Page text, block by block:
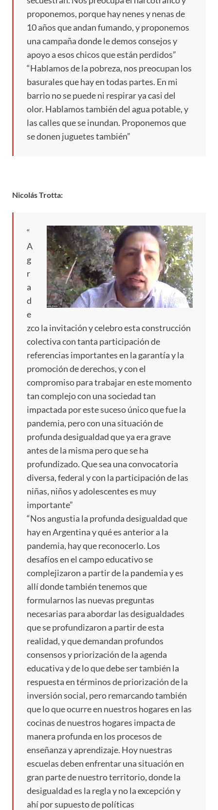
proponemos, porque hay nenes y nenas de
10 años que andan fumando, y proponemos
una campaña donde le demos consejos y
apoyo a esos chicos que están perdidos”
“Hablamos de la pobreza, nos preocupan los
basurales que hay en todas partes. En mi
barrio no se puede ni respirar ya casi del
olor. Hablamos también del agua potable, y
las calles que se inundan. Proponemos que
se donen juguetes también”
Nicolás Trotta:
“
A
g
r
a
d
e
zco la invitación y celebro esta construcción
colectiva con tanta participación de
referencias importantes en la garantía y la
promoción de derechos, y con el
compromiso para trabajar en este momento
tan complejo con una sociedad tan
impactada por este suceso único que fue la
pandemia, pero con una situación de
profunda desigualdad que ya era grave
antes de la misma pero que se ha
profundizado. Que sea una convocatoria
diversa, federal y con la participación de las
niñas, niños y adolescentes es muy
importante”
“Nos angustia la profunda desigualdad que
hay en Argentina y qué es anterior a la
pandemia, hay que reconocerlo. Los
desafíos en el campo educativo se
complejizaron a partir de la pandemia y es
allí donde también tenemos que
formularnos las nuevas preguntas
necesarias para abordar las desigualdades
que se profundizaron a partir de esta
realidad, y que demandan profundos
consensos y priorización de la agenda
educativa y de lo que debe ser también la
respuesta en términos de priorización de la
inversión social, pero remarcando también
que lo que ocurre en nuestros hogares en las
cocinas de nuestros hogares impacta de
manera profunda en los procesos de
enseñanza y aprendizaje. Hoy nuestras
escuelas deben enfrentar una situación en
gran parte de nuestro territorio, donde la
desigualdad es la regla y no la excepción y
ahí por supuesto de políticas